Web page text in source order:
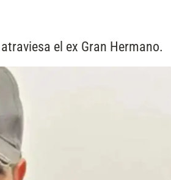
el ex Gran Hermano.